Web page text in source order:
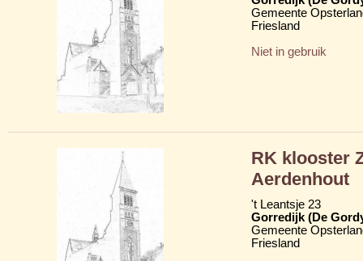
Gemeente
Friesland
Niet in gebruik
RK klooster
Aerdenhout
't Leantsje 23
Gorredijk (De
Gemeente
Friesland